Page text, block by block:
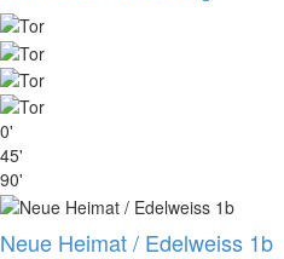
0'
45'
90'
Neue Heimat / Edelweiss 1b